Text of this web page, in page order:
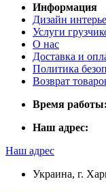
Информация
Дизайн
Услуги
О нас
Доставка и
Политика
Возврат
Время работы:
Наш адрес:
Наш адрес
Украина, г.